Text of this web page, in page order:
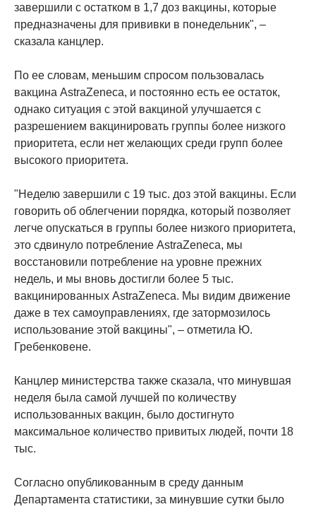
завершили с остатком в 1,7 доз вакцины, которые
предназначены для прививки в понедельник", –
сказала канцлер.
По ее словам, меньшим спросом пользовалась
вакцина AstraZeneca, и постоянно есть ее остаток,
однако ситуация с этой вакциной улучшается с
разрешением вакцинировать группы более низкого
приоритета, если нет желающих среди групп более
высокого приоритета.
"Неделю завершили с 19 тыс. доз этой вакцины. Если
говорить об облегчении порядка, который позволяет
легче опускаться в группы более низкого приоритета,
это сдвинуло потребление AstraZeneca, мы
восстановили потребление на уровне прежних
недель, и мы вновь достигли более 5 тыс.
вакцинированных AstraZeneca. Мы видим движение
даже в тех самоуправлениях, где затормозилось
использование этой вакцины", – отметила Ю.
Гребенковене.
Канцлер министерства также сказала, что минувшая
неделя была самой лучшей по количеству
использованных вакцин, было достигнуто
максимальное количество привитых людей, почти 18
тыс.
Согласно опубликованным в среду данным
Департамента статистики, за минувшие сутки было